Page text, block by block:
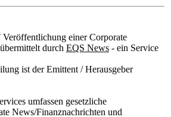
einer Corporate
durch EQS News - ein Service
ist der Emittent / Herausgeber
umfassen gesetzliche
News/Finanznachrichten und